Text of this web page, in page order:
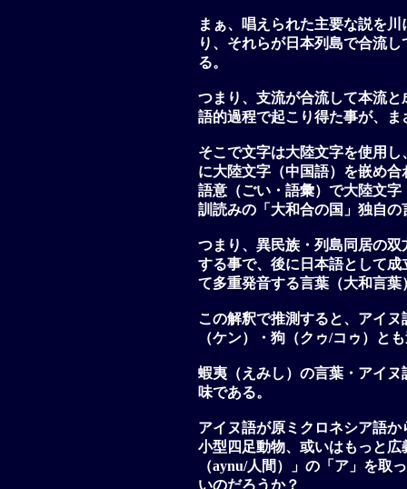
まぁ、唱えられた主要な説を
り、それらが日本列島で合流し
る。
つまり、支流が合流して本流
語的過程で起こり得た事が、
そこで文字は大陸文字を使用
に大陸文字（中国語）を嵌め
語意（ごい・語彙）で大陸文
訓読みの「大和合の国」独自の
つまり、異民族・列島同居の
する事で、後に日本語として
て多重発音する言葉（大和言葉
この解釈で推測すると、アイ
（ケン）・狗（クゥ/コゥ）と
蝦夷（えみし）の言葉・アイ
味である。
アイヌ語が原ミクロネシア語
小型四足動物、或いはもっと
（aynu/人間）」の「ア」を取
いのだろうか？